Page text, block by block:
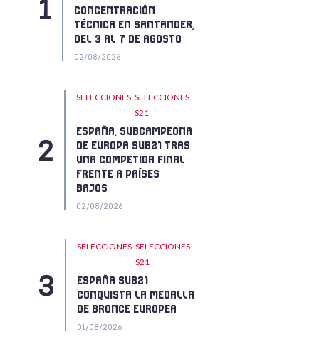
CONCENTRACIÓN
TÉCNICA EN SANTANDER,
DEL 3 AL 7 DE AGOSTO
02/08/2026
SELECCIONES SELECCIONES
S21
ESPAÑA, SUBCAMPEONA
DE EUROPA SUB21 TRAS
UNA COMPETIDA FINAL
FRENTE A PAÍSES
BAJOS
02/08/2026
SELECCIONES SELECCIONES
S21
ESPAÑA SUB21
CONQUISTA LA MEDALLA
DE BRONCE EUROPEA
01/08/2026